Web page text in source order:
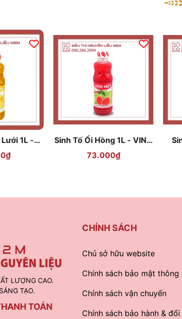
1L -
Sinh Tố Ổi Hồng 1L - VINA
MỨT
73.000₫
LƯỢNG CAO.
TẠO.
TOÁN
CHÍNH SÁCH
Chủ sở hữu website
Chính sách bảo mật thông
Chính sách vận chuyển
Chính sách bảo hành &